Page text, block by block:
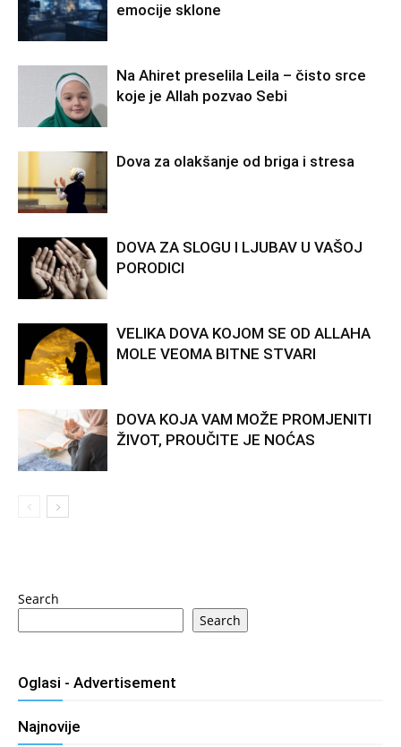
emocije sklone
Na Ahiret preselila Leila – čisto srce
koje je Allah pozvao Sebi
Dova za olakšanje od briga i stresa
DOVA ZA SLOGU I LJUBAV U VAŠOJ
PORODICI
VELIKA DOVA KOJOM SE OD ALLAHA
MOLE VEOMA BITNE STVARI
DOVA KOJA VAM MOŽE PROMJENITI
ŽIVOT, PROUČITE JE NOĆAS
Search
Search
Oglasi - Advertisement
Najnovije